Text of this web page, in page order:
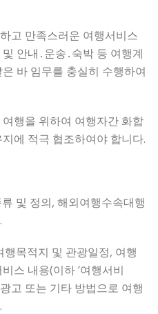
고 만족스러운 여행서비스
안내․운송․숙박 등 여행계
바 임무를 충실히 수행하여
행을 위하여 여행자간 화합
에 적극 협조하여야 합니다.
및 정의, 해외여행수속대행
행목적지 및 관광일정, 여행
스 내용(이하 ‘여행서비
고 또는 기타 방법으로 여행